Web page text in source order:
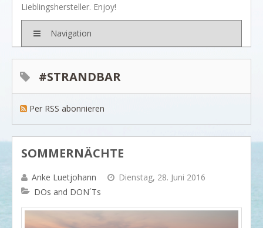
Ocean House
Gervasoni
Dash & Albert
Ilse Jacobsen
Artwood
PROJEKTE
SHOP
Legendäre Strandbars
Dinner with friends
Lieblingshersteller. Enjoy!
Navigation
#STRANDBAR
Per RSS abonnieren
SOMMERNÄCHTE
Anke Luetjohann
Dienstag, 28. Juni 2016
DOs and DON´Ts